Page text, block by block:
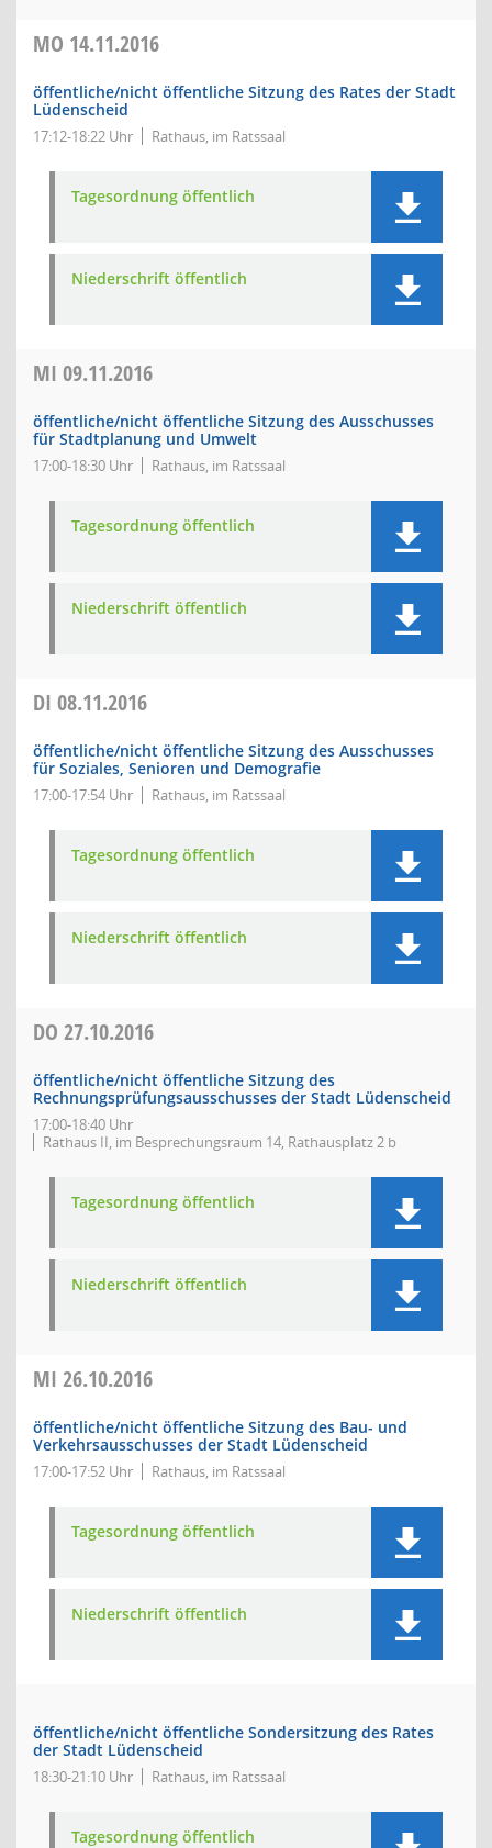
MO 14.11.2016
öffentliche/nicht öffentliche Sitzung des Rates der Stadt
Lüdenscheid
17:12-18:22 Uhr Rathaus, im Ratssaal
Tagesordnung öffentlich
Niederschrift öffentlich
MI 09.11.2016
öffentliche/nicht öffentliche Sitzung des Ausschusses
für Stadtplanung und Umwelt
17:00-18:30 Uhr Rathaus, im Ratssaal
Tagesordnung öffentlich
Niederschrift öffentlich
DI 08.11.2016
öffentliche/nicht öffentliche Sitzung des Ausschusses
für Soziales, Senioren und Demografie
17:00-17:54 Uhr Rathaus, im Ratssaal
Tagesordnung öffentlich
Niederschrift öffentlich
DO 27.10.2016
öffentliche/nicht öffentliche Sitzung des
Rechnungsprüfungsausschusses der Stadt Lüdenscheid
17:00-18:40 Uhr
Rathaus II, im Besprechungsraum 14, Rathausplatz 2 b
Tagesordnung öffentlich
Niederschrift öffentlich
MI 26.10.2016
öffentliche/nicht öffentliche Sitzung des Bau- und
Verkehrsausschusses der Stadt Lüdenscheid
17:00-17:52 Uhr Rathaus, im Ratssaal
Tagesordnung öffentlich
Niederschrift öffentlich
öffentliche/nicht öffentliche Sondersitzung des Rates
der Stadt Lüdenscheid
18:30-21:10 Uhr Rathaus, im Ratssaal
Tagesordnung öffentlich